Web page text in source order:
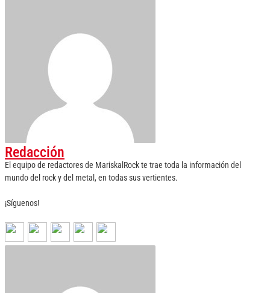
Redacción
El equipo de redactores de MariskalRock te trae toda la información del
mundo del rock y del metal, en todas sus vertientes.
¡Síguenos!